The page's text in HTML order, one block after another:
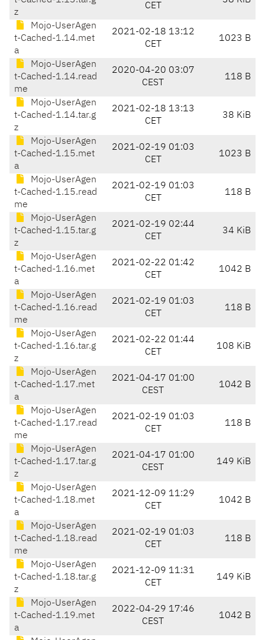
z
CET
Mojo-UserAgen
t-Cached-1.14.met
a
2021-02-18 13:12
CET
1023 B
Mojo-UserAgen
t-Cached-1.14.read
me
2020-04-20 03:07
CEST
118 B
Mojo-UserAgen
t-Cached-1.14.tar.g
z
2021-02-18 13:13
CET
38 KiB
Mojo-UserAgen
t-Cached-1.15.met
a
2021-02-19 01:03
CET
1023 B
Mojo-UserAgen
t-Cached-1.15.read
me
2021-02-19 01:03
CET
118 B
Mojo-UserAgen
t-Cached-1.15.tar.g
z
2021-02-19 02:44
CET
34 KiB
Mojo-UserAgen
t-Cached-1.16.met
a
2021-02-22 01:42
CET
1042 B
Mojo-UserAgen
t-Cached-1.16.read
me
2021-02-19 01:03
CET
118 B
Mojo-UserAgen
t-Cached-1.16.tar.g
z
2021-02-22 01:44
CET
108 KiB
Mojo-UserAgen
t-Cached-1.17.met
a
2021-04-17 01:00
CEST
1042 B
Mojo-UserAgen
t-Cached-1.17.read
me
2021-02-19 01:03
CET
118 B
Mojo-UserAgen
t-Cached-1.17.tar.g
z
2021-04-17 01:00
CEST
149 KiB
Mojo-UserAgen
t-Cached-1.18.met
a
2021-12-09 11:29
CET
1042 B
Mojo-UserAgen
t-Cached-1.18.read
me
2021-02-19 01:03
CET
118 B
Mojo-UserAgen
t-Cached-1.18.tar.g
z
2021-12-09 11:31
CET
149 KiB
Mojo-UserAgen
t-Cached-1.19.met
a
2022-04-29 17:46
CEST
1042 B